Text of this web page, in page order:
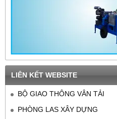
LIÊN KẾT WEBSITE
BỘ GIAO THÔNG VÂN TẢI
PHÒNG LAS XÂY DỰNG